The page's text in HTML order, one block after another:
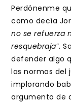
Perdónenme
como decía
no se refuerza
resquebraja”.
defender algo
las normas del
implorando
argumento de